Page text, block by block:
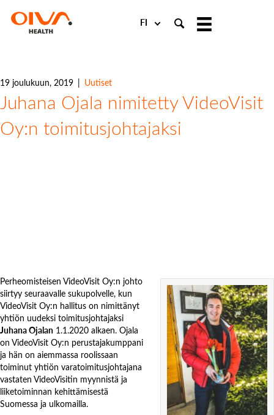
Choose
19 joulukuun, 2019 | Uutiset
Juhana Ojala nimitetty VideoVisit
Oy:n toimitusjohtajaksi
Perheomisteisen VideoVisit Oy:n johto
siirtyy seuraavalle sukupolvelle, kun
VideoVisit Oy:n hallitus on nimittänyt
yhtiön uudeksi toimitusjohtajaksi
Juhana Ojalan 1.1.2020 alkaen. Ojala
on VideoVisit Oy:n perustajakumppani
ja hän on aiemmassa roolissaan
toiminut yhtiön varatoimitusjohtajana
vastaten VideoVisitin myynnistä ja
liiketoiminnan kehittämisestä
Suomessa ja ulkomailla.